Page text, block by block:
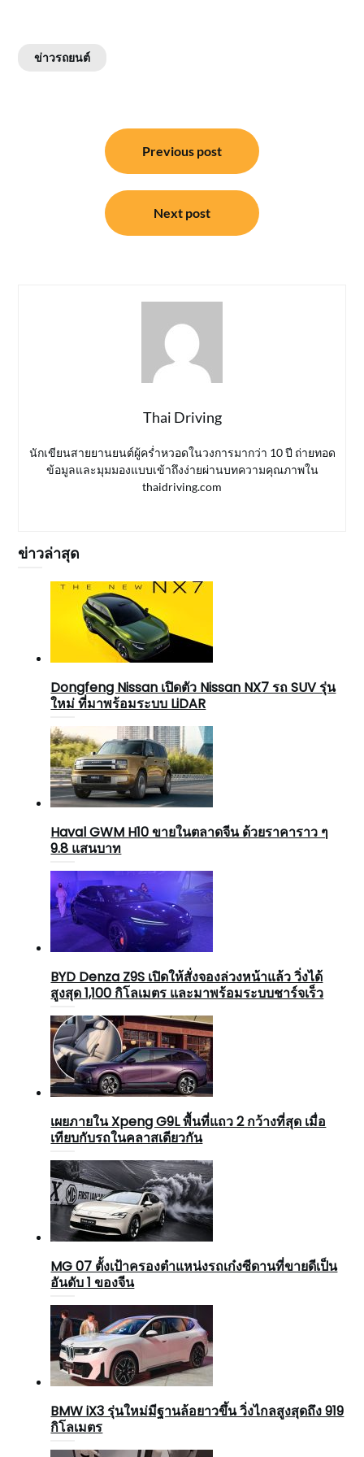
ข่าวรถยนต์
Previous post
Next post
Thai Driving
นักเขียนสายยานยนต์ผู้คร่ำหวอดในวงการมากว่า 10 ปี ถ่ายทอด
ข้อมูลและมุมมองแบบเข้าถึงง่ายผ่านบทความคุณภาพใน
thaidriving.com
ข่าวล่าสุด
Dongfeng Nissan เปิดตัว Nissan NX7 รถ SUV รุ่น
ใหม่ ที่มาพร้อมระบบ LiDAR
Haval GWM H10 ขายในตลาดจีน ด้วยราคาราว ๆ
9.8 แสนบาท
BYD Denza Z9S เปิดให้สั่งจองล่วงหน้าแล้ว วิ่งได้
สูงสุด 1,100 กิโลเมตร และมาพร้อมระบบชาร์จเร็ว
เผยภายใน Xpeng G9L พื้นที่แถว 2 กว้างที่สุด เมื่อ
เทียบกับรถในคลาสเดียวกัน
MG 07 ตั้งเป้าครองตำแหน่งรถเก๋งซีดานที่ขายดีเป็น
อันดับ 1 ของจีน
BMW iX3 รุ่นใหม่มีฐานล้อยาวขึ้น วิ่งไกลสูงสุดถึง 919
กิโลเมตร